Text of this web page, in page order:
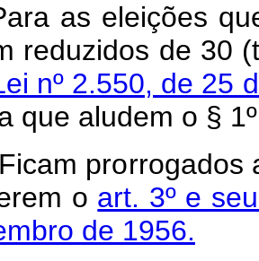
as eleições
reduzidos de 30
nº 2.550, de 25
que aludem o §
prorrogados
o art. 3º e
de 1956.